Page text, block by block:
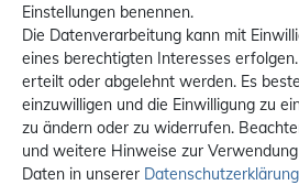
Einstellungen benennen.
Die Datenverarbeitung kann mit
eines berechtigten Interesses
erteilt oder abgelehnt werden. Es
einzuwilligen und die Einwilligung zu
zu ändern oder zu widerrufen.
und weitere Hinweise zur
Daten in unserer Daten­schutz­erklärung